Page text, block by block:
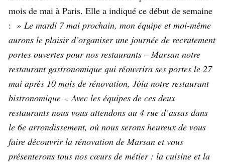
mois de mai à Paris. Elle a indiqué ce début de semaine
: » Le mardi 7 mai prochain, mon équipe et moi-même
aurons le plaisir d’organiser une journée de recrutement
portes ouvertes pour nos restaurants – Marsan notre
restaurant gastronomique qui réouvrira ses portes le 27
mai après 10 mois de rénovation, Jòia notre restaurant
bistronomique -. Avec les équipes de ces deux
restaurants nous vous attendons au 4 rue d’assas dans
le 6e arrondissement, où nous serons heureux de vous
faire découvrir la rénovation de Marsan et vous
présenterons tous nos cœurs de métier : la cuisine et la